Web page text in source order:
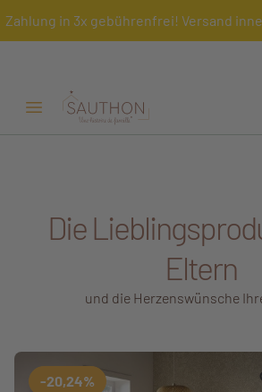
Zahlung in 3x gebührenfrei! Versand
Menü öffnen/schließen
Die
Eltern
und die Herzenswünsche
-20,24%